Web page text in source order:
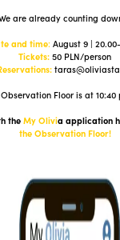
are already counting
and time:August 9 |
Tickets:50 PLN/person
Floor is at 10:40
theMy Olivia application
the Observation Floor!